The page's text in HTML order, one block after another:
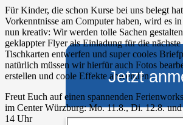
Für Kinder, die schon Kurse bei uns belegt
Vorkenntnisse am Computer haben, wird es
nun kreativ: Wir werden tolle Sachen
geklappter Flyer als Einladung für die
Tischkarten entwerfen und super cooles
natürlich müssen wir hierfür auch Fotos
erstellen und coole Effekte anwenden.
Freut Euch auf einen spannenden
im Center Würzburg: Mo. 11.8., Di. 12.8.
14 Uhr
Jetzt